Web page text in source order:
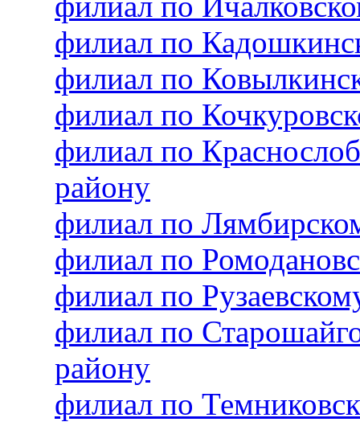
филиал по
филиал по
филиал по
филиал по
району
филиал по
филиал по
филиал по
филиал по
району
филиал по